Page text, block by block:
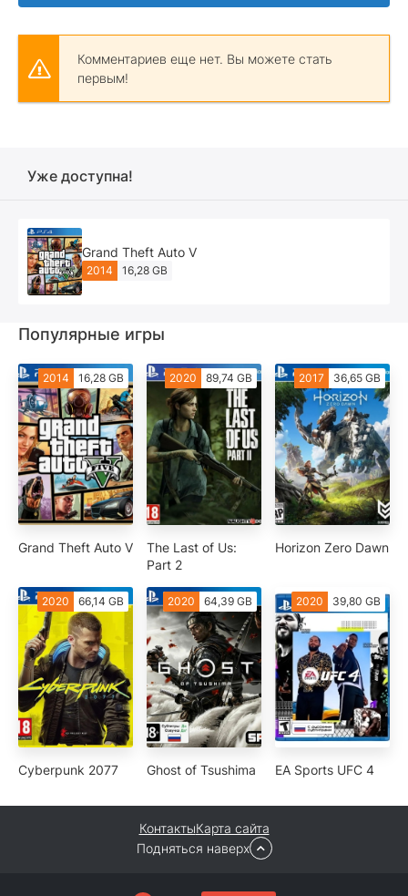
Комментариев еще нет. Вы можете стать
первым!
Уже доступна!
Grand Theft Auto V
2014 16,28 GB
Популярные игры
2014 16,28 GB
Grand Theft Auto V
2020 89,74 GB
The Last of Us:
Part 2
2017 36,65 GB
Horizon Zero Dawn
2020 66,14 GB
Cyberpunk 2077
2020 64,39 GB
Ghost of Tsushima
2020 39,80 GB
EA Sports UFC 4
КонтактыКарта сайта
Подняться наверх